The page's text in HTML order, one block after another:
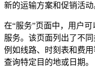
新的运输方案和促销活动
在“服务”页面中，用户
服务。该页面列出了不
例如线路、时刻表和费
查询特定目的地或日期。